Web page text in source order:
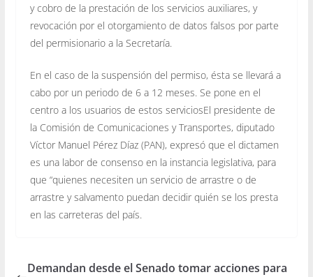
y cobro de la prestación de los servicios auxiliares, y
revocación por el otorgamiento de datos falsos por parte
del permisionario a la Secretaría.
En el caso de la suspensión del permiso, ésta se llevará a
cabo por un periodo de 6 a 12 meses. Se pone en el
centro a los usuarios de estos serviciosEl presidente de
la Comisión de Comunicaciones y Transportes, diputado
Víctor Manuel Pérez Díaz (PAN), expresó que el dictamen
es una labor de consenso en la instancia legislativa, para
que “quienes necesiten un servicio de arrastre o de
arrastre y salvamento puedan decidir quién se los presta
en las carreteras del país.
Demandan desde el Senado tomar acciones para